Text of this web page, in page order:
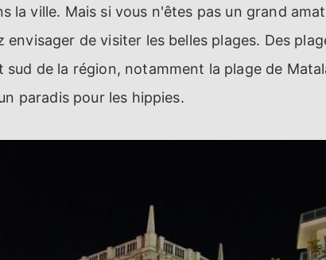
la ville. Mais si vous n'êtes pas un grand
de visiter les belles plages. Des
de la région, notamment la plage de
paradis pour les hippies.